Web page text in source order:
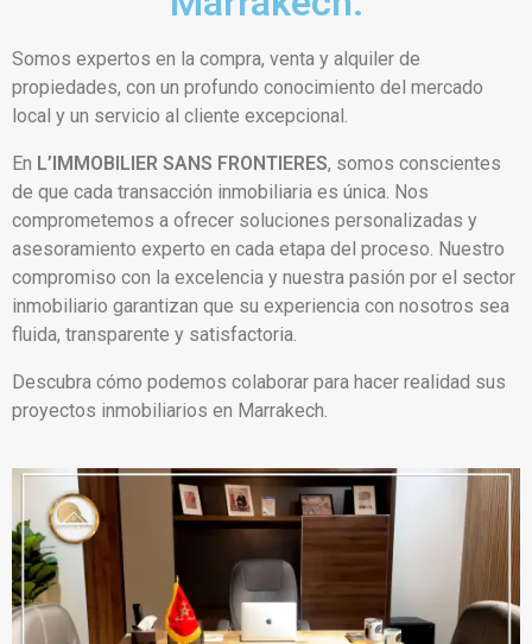
Somos expertos en la compra, venta y alquiler de
propiedades, con un profundo conocimiento del mercado
local y un servicio al cliente excepcional.
En L’IMMOBILIER SANS FRONTIERES, somos conscientes
de que cada transacción inmobiliaria es única. Nos
comprometemos a ofrecer soluciones personalizadas y
asesoramiento experto en cada etapa del proceso. Nuestro
compromiso con la excelencia y nuestra pasión por el sector
inmobiliario garantizan que su experiencia con nosotros sea
fluida, transparente y satisfactoria.
Descubra cómo podemos colaborar para hacer realidad sus
proyectos inmobiliarios en Marrakech.